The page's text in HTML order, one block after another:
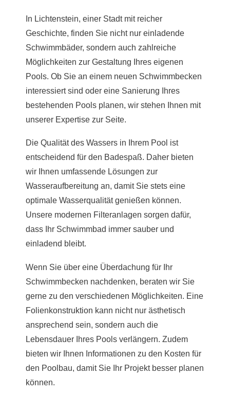
In Lichtenstein, einer Stadt mit reicher
Geschichte, finden Sie nicht nur einladende
Schwimmbäder, sondern auch zahlreiche
Möglichkeiten zur Gestaltung Ihres eigenen
Pools. Ob Sie an einem neuen Schwimmbecken
interessiert sind oder eine Sanierung Ihres
bestehenden Pools planen, wir stehen Ihnen mit
unserer Expertise zur Seite.
Die Qualität des Wassers in Ihrem Pool ist
entscheidend für den Badespaß. Daher bieten
wir Ihnen umfassende Lösungen zur
Wasseraufbereitung an, damit Sie stets eine
optimale Wasserqualität genießen können.
Unsere modernen Filteranlagen sorgen dafür,
dass Ihr Schwimmbad immer sauber und
einladend bleibt.
Wenn Sie über eine Überdachung für Ihr
Schwimmbecken nachdenken, beraten wir Sie
gerne zu den verschiedenen Möglichkeiten. Eine
Folienkonstruktion kann nicht nur ästhetisch
ansprechend sein, sondern auch die
Lebensdauer Ihres Pools verlängern. Zudem
bieten wir Ihnen Informationen zu den Kosten für
den Poolbau, damit Sie Ihr Projekt besser planen
können.